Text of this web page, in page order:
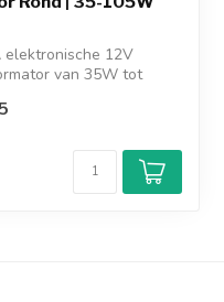
elektronische 12V
van 35W tot